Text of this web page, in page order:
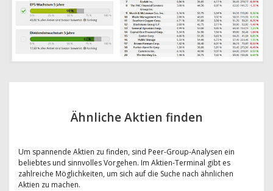
Ähnliche Aktien finden
Um spannende Aktien zu finden, sind Peer-Group-Analysen ein
beliebtes und sinnvolles Vorgehen. Im Aktien-Terminal gibt es
zahlreiche Möglichkeiten, um sich auf die Suche nach ähnlichen
Aktien zu machen.